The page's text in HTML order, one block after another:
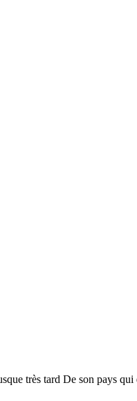
très tard De son pays